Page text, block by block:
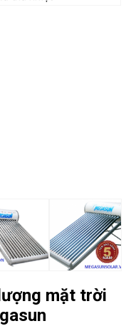
mặt trời